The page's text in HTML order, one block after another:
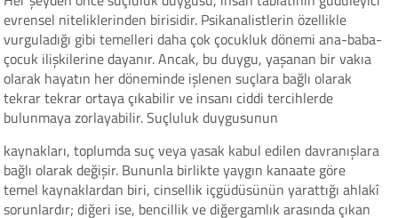
evrensel niteliklerinden birisidir. Psikanalistlerin özellikle
vurguladığı gibi temelleri daha çok çocukluk dönemi ana-baba-
çocuk ilişkilerine dayanır. Ancak, bu duygu, yaşanan bir vakıa
olarak hayatın her döneminde işlenen suçlara bağlı olarak
tekrar tekrar ortaya çıkabilir ve insanı ciddi tercihlerde
bulunmaya zorlayabilir. Suçluluk duygusunun
kaynakları, toplumda suç veya yasak kabul edilen davranışlara
bağlı olarak değişir. Bununla birlikte yaygın kanaate göre
temel kaynaklardan biri, cinsellik içgüdüsünün yarattığı ahlakî
sorunlardır; diğeri ise, bencillik ve diğergamlık arasında çıkan